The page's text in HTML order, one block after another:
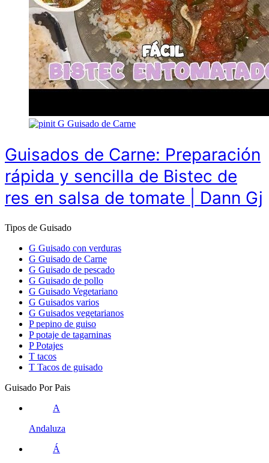
G Guisado de Carne
Guisados de Carne: Preparación
rápida y sencilla de Bistec de
res en salsa de tomate | Dann Gj
Tipos de Guisado
G Guisado con verduras
G Guisado de Carne
G Guisado de pescado
G Guisado de pollo
G Guisado Vegetariano
G Guisados varios
G Guisados vegetarianos
P pepino de guiso
P potaje de tagarninas
P Potajes
T tacos
T Tacos de guisado
Guisado Por Pais
A
Andaluza
Á